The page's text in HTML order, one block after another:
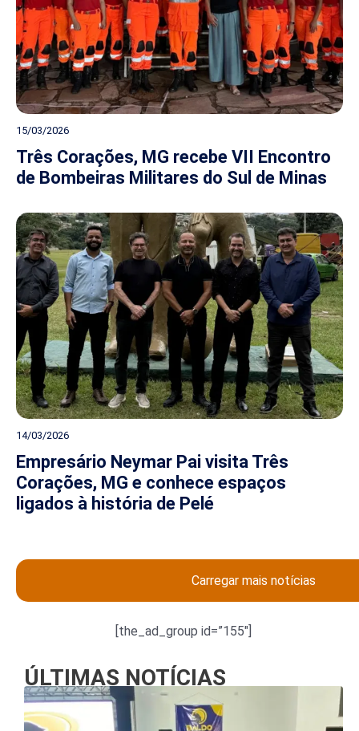
15/03/2026
Três Corações, MG recebe VII Encontro
de Bombeiras Militares do Sul de Minas
14/03/2026
Empresário Neymar Pai visita Três
Corações, MG e conhece espaços
ligados à história de Pelé
Carregar mais notícias
[the_ad_group id=”155″]
ÚLTIMAS NOTÍCIAS